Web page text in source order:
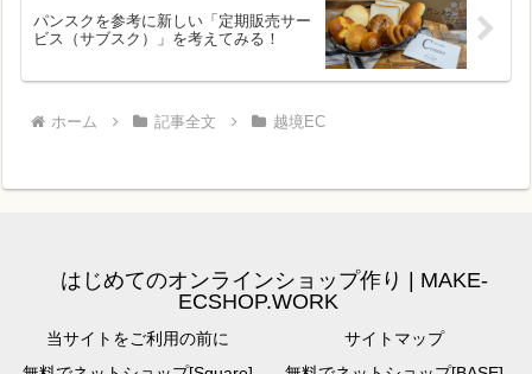
パンスクを参考に新しい「定期販売サー
ビス（サブスク）」を考えてみる！
ホーム 記事全文 越境EC
はじめてのオンラインショップ作り | MAKE-
ECSHOP.WORK
当サイトをご利用の前に
サイトマップ